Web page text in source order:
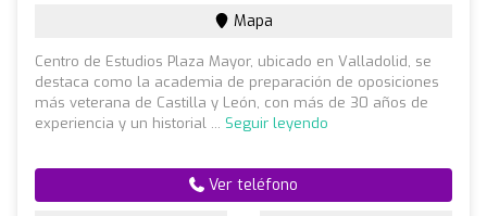
Mapa
Centro de Estudios Plaza Mayor, ubicado en Valladolid, se
destaca como la academia de preparación de oposiciones
más veterana de Castilla y León, con más de 30 años de
experiencia y un historial ... Seguir leyendo
Ver teléfono